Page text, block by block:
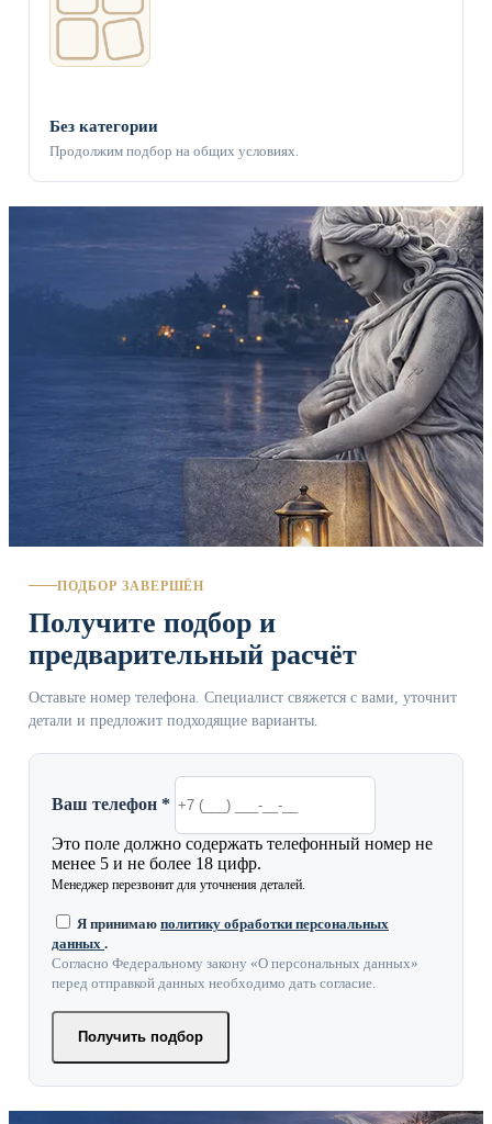
Без категории
Продолжим подбор на общих условиях.
ПОДБОР ЗАВЕРШЁН
Получите подбор и
предварительный расчёт
Оставьте номер телефона. Специалист свяжется с вами, уточнит
детали и предложит подходящие варианты.
Ваш телефон *
Это поле должно содержать телефонный номер не
менее 5 и не более 18 цифр.
Менеджер перезвонит для уточнения деталей.
Я принимаю политику обработки персональных
данных .
Согласно Федеральному закону «О персональных данных»
перед отправкой данных необходимо дать согласие.
Получить подбор